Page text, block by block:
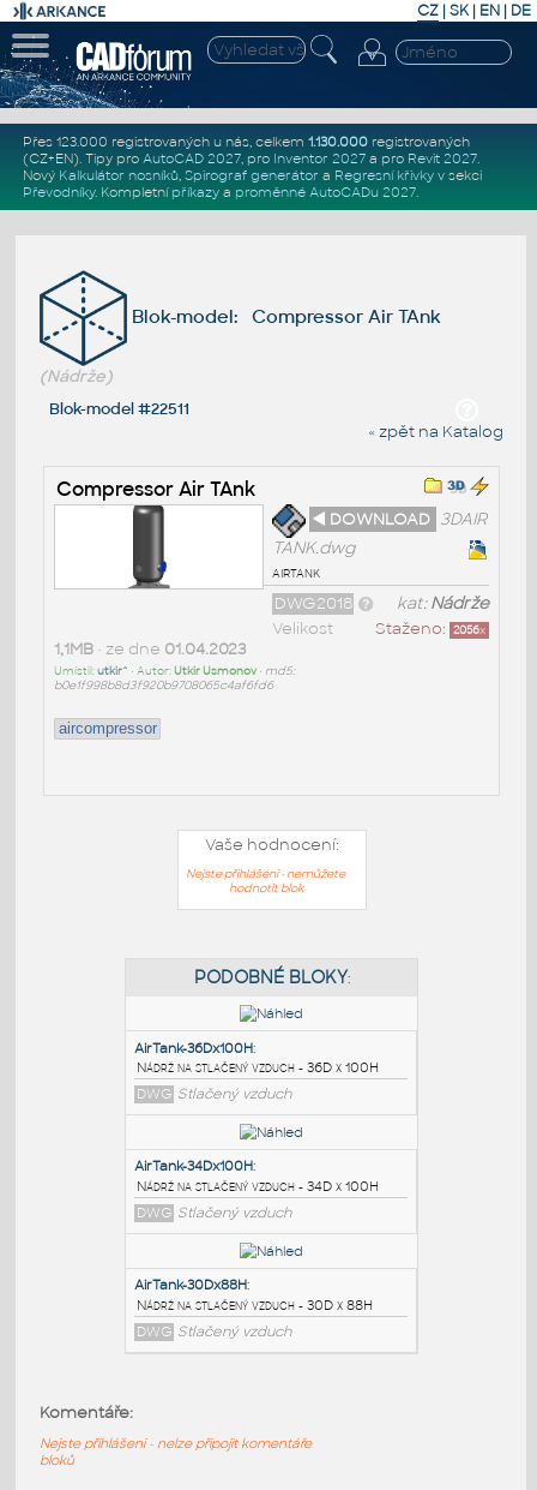
CZ | SK| EN | DE
Přes 123.000 registrovaných u nás, celkem 1.130.000registrovaných
(CZ+EN). Tipy pro AutoCAD 2027, pro Inventor 2027a pro Revit 2027.
Nový Kalkulátor nosníků, Spirograf generátor a Regresní křivkyv sekci
Převodníky. Kompletní příkazya proměnné AutoCADu 2027.
Blok-model: Compressor Air TAnk
(Nádrže)
Blok-model #22511
« zpět na Katalog
Compressor Air TAnk
◄ DOWNLOAD 3DAIR
TANK.dwg
airtank
kat:Nádrže
DWG2018
Staženo: 2056x
Velikost
1,1MB• ze dne 01.04.2023
Umístil:utkir^ • Autor:Utkir Usmonov• md5:
b0e1f998b8d3f920b9708065c4af6fd6
aircompressor
Vaše hodnocení:
Nejste přihlášeni - nemůžete
hodnotit blok
PODOBNÉ BLOKY:
AirTank-36Dx100H:
Nádrž na stlačený vzduch - 36D x 100H
DWG Stlačený vzduch
Komentáře:
Nejste přihlášeni - nelze připojit komentáře
bloků